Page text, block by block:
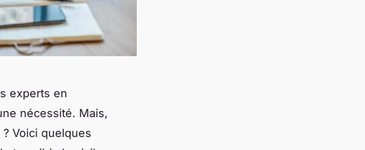
experts en
nécessité. Mais,
Voici quelques